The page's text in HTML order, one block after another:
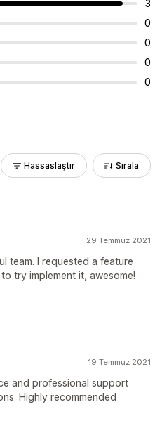
3
0
0
0
0
Hassaslaştır Sırala
29 Temmuz 2021
team. I requested a feature
try implement it, awesome!
19 Temmuz 2021
and professional support
Highly recommended